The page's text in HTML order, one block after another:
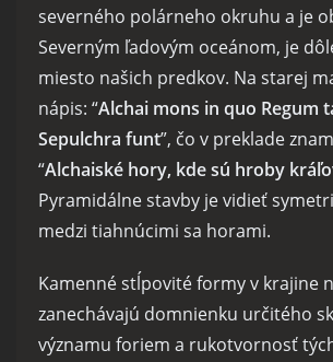
severného polárneho okruhu a je
Severným ľadovým oceánom, je
miesto našich predkov. Na starej
nápis: “Alchai mons in quo Regum
Sepulchra funt”, čo v preklade
“Alchaiské hory, kde sú hroby
Pyramidálne stavby je vidieť
medzi tiahnúcimi sa horami.
Kamenné stĺpovité formy v krajine
zanechávajú domnienku určitého
významu foriem a rukotvornosť